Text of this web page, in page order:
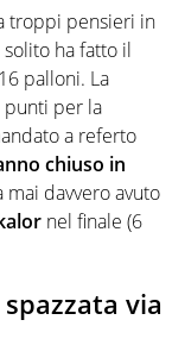
troppi pensieri in
solito ha fatto il
palloni. La
punti per la
a referto
chiuso in
davvero avuto
nel finale (6
via